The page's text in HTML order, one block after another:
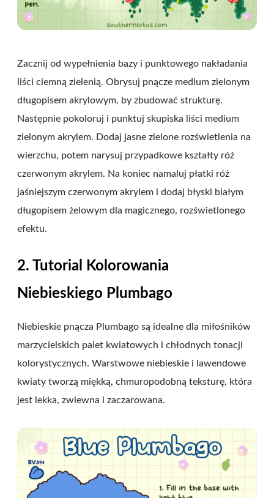
Zacznij od wypełnienia bazy i punktowego nakładania
liści ciemną zielenią. Obrysuj pnącze medium zielonym
długopisem akrylowym, by zbudować strukturę.
Następnie pokoloruj i punktuj skupiska liści medium
zielonym akrylem. Dodaj jasne zielone rozświetlenia na
wierzchu, potem narysuj przypadkowe kształty róż
czerwonym akrylem. Na koniec namaluj płatki róż
jaśniejszym czerwonym akrylem i dodaj błyski białym
długopisem żelowym dla magicznego, rozświetlonego
efektu.
2. Tutorial Kolorowania
Niebieskiego Plumbago
Niebieskie pnącza Plumbago są idealne dla miłośników
marzycielskich palet kwiatowych i chłodnych tonacji
kolorystycznych. Warstwowe niebieskie i lawendowe
kwiaty tworzą miękką, chmuropodobną teksturę, która
jest lekka, zwiewna i zaczarowana.